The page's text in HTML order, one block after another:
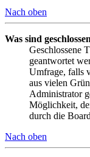
Nach oben
Was sind
Geschlossene
geantwortet
Umfrage, falls
aus vielen
Administrator
Möglichkeit,
durch die
Nach oben